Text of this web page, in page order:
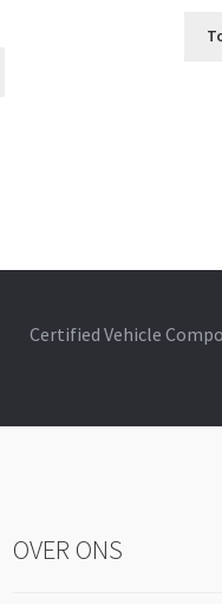
Certified Vehicle
OVER ONS